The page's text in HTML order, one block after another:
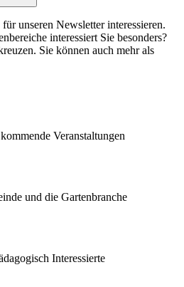
unseren Newsletter interessieren.
interessiert Sie besonders?
Sie können auch mehr als
Veranstaltungen
und die Gartenbranche
Interessierte